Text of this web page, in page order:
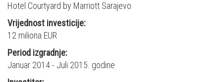
Hotel Courtyard by Marriott Sarajevo
Vrijednost investicije:
12 miliona EUR
Period izgradnje:
Januar 2014 - Juli 2015. godine